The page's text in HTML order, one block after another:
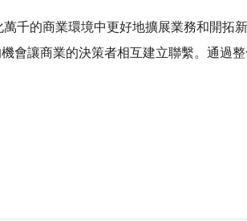
千的商業環境中更好地擴展業務和開拓
讓商業的決策者相互建立聯繫。通過